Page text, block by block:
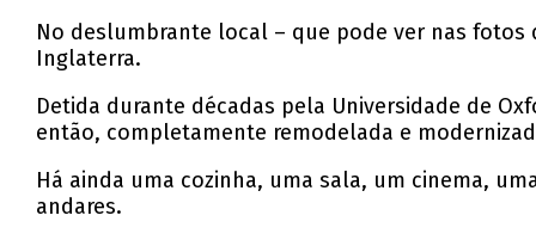
No deslumbrante local – que pode ver nas fotos
Inglaterra.
Detida durante décadas pela Universidade de
então, completamente remodelada e
Há ainda uma cozinha, uma sala, um cinema,
andares.